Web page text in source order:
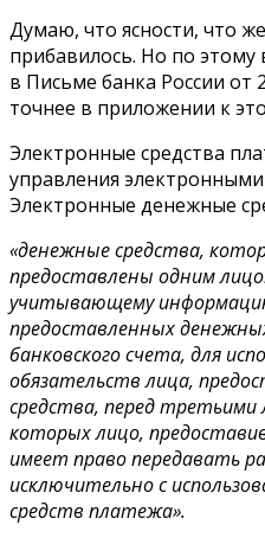
Думаю, что ясности, что
прибавилось. Но по этому
в Письме банка России от
точнее в приложении к
Электронные средства
управления
Электронные денежные
«денежные средства,
предоставлены одним
учитывающему
предоставленных
банковского счета, для
обязательств лица,
средства, перед
которых лицо,
имеет право передавать
исключительно с
средств платежа».